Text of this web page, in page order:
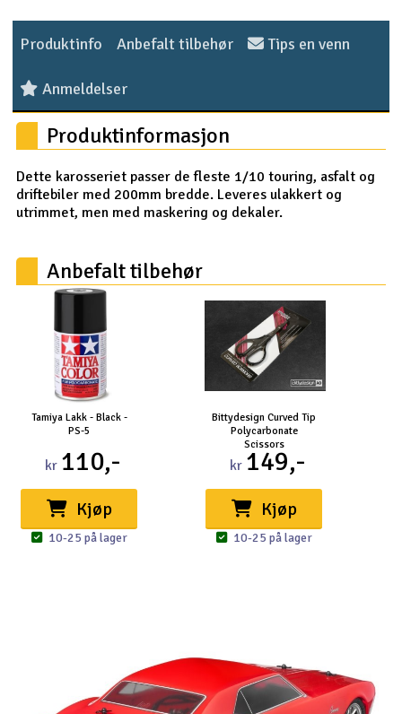
Outlet
Radioutstyr
Raketter
Smarthjem, lek & hobby
Solenergi
Sparkesykler & elkjøretøy
Verktøy, utstyr & tilbehør
Gavekort
Produktinfo Anbefalt tilbehør Tips en venn
Anmeldelser
Produktinformasjon
Dette karosseriet passer de fleste 1/10 touring, asfalt og
driftebiler med 200mm bredde. Leveres ulakkert og
utrimmet, men med maskering og dekaler.
Anbefalt tilbehør
Tamiya Lakk - Black -
PS-5
kr 110,-
Kjøp
10-25 på lager
Bittydesign Curved Tip
Polycarbonate
Scissors
kr 149,-
Kjøp
10-25 på lager